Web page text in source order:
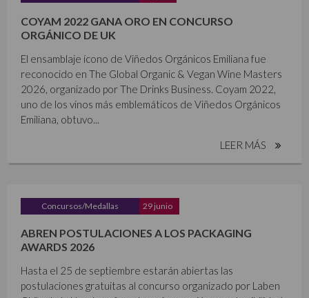
COYAM 2022 GANA ORO EN CONCURSO
ORGÁNICO DE UK
El ensamblaje ícono de Viñedos Orgánicos Emiliana fue
reconocido en The Global Organic & Vegan Wine Masters
2026, organizado por The Drinks Business. Coyam 2022,
uno de los vinos más emblemáticos de Viñedos Orgánicos
Emiliana, obtuvo...
LEER MÁS
Concursos/Medallas 29 junio
ABREN POSTULACIONES A LOS PACKAGING
AWARDS 2026
Hasta el 25 de septiembre estarán abiertas las
postulaciones gratuitas al concurso organizado por Laben